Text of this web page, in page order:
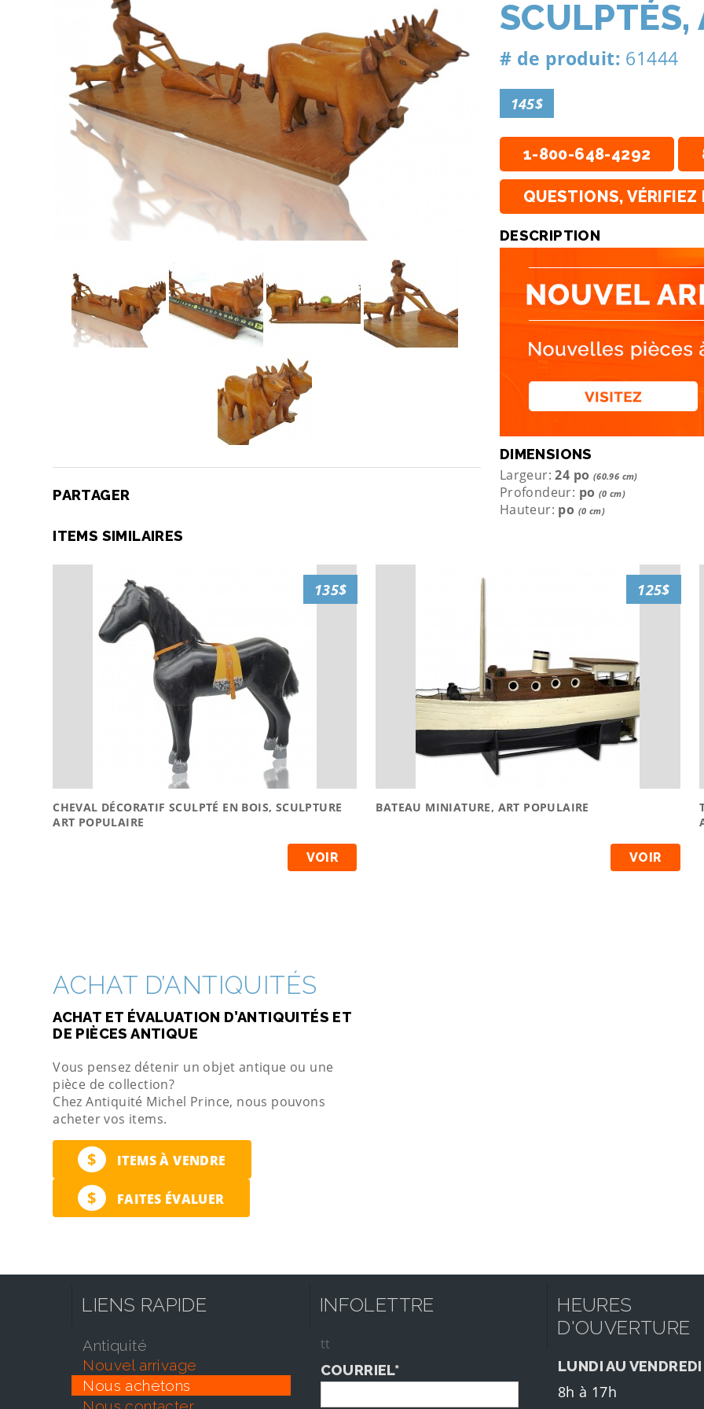
PARTAGER
SCULPTÉS,
# de produit: 61444
145$
1-800-648-4292
QUESTIONS,
DESCRIPTION
DIMENSIONS
Largeur: 24 po (60.96 cm)
Profondeur: po (0 cm)
Hauteur: po (0 cm)
ITEMS SIMILAIRES
CHEVAL DÉCORATIF SCULPTÉ EN BOIS, SCULPTURE
ART POPULAIRE
VOIR
135$
BATEAU MINIATURE, ART POPULAIRE
VOIR
125$
ACHAT D’ANTIQUITÉS
ACHAT ET ÉVALUATION D’ANTIQUITÉS ET
DE PIÈCES ANTIQUE
Vous pensez détenir un objet antique ou une
pièce de collection?
Chez Antiquité Michel Prince, nous pouvons
acheter vos items.
$ ITEMS À VENDRE
$ FAITES ÉVALUER
LIENS RAPIDE
antiquité
nouvel arrivage
nous achetons
INFOLETTRE
tt
COURRIEL*
HEURES
D'OUVERTURE
LUNDI AU VENDREDI
8h à 17h